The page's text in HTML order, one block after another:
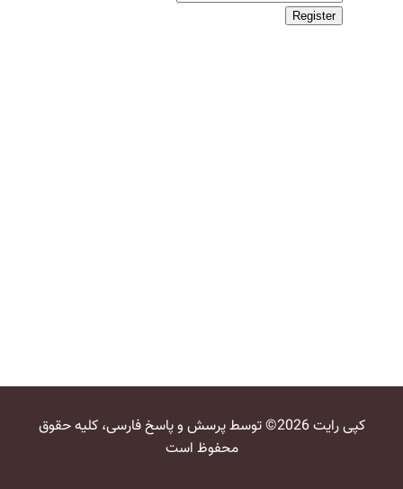
Register
کپی رایت 2026© توسط پرسش و پاسخ فارسی، کلیه حقوق
محفوظ است